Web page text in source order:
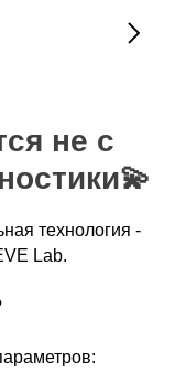
не с
технология -
Lab.